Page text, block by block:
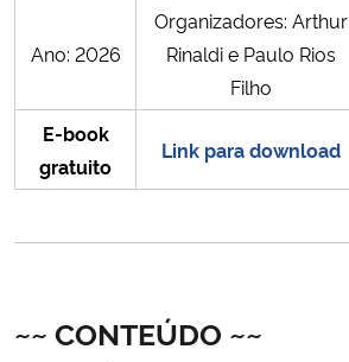
Ano: 2026
Organizadores: Arthur
Rinaldi e Paulo Rios
Filho
E-book
gratuito
Link para download
~~ CONTEÚDO ~~